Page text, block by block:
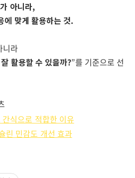
아니라,
에 맞게 활용하는 것.
니라
활용할 수 있을까?”를 기준으로 선
식으로 적합한 이유
린 민감도 개선 효과